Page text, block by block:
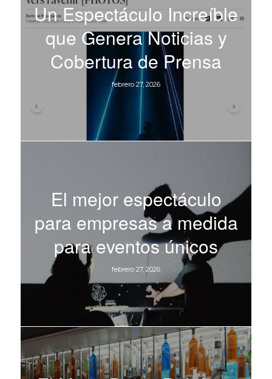
Un Espectáculo Increíble
que Genera Noticias y
Cobertura de Prensa
febrero 27, 2026
El mejor espectáculo
para empresas a medida
para eventos únicos
febrero 27, 2026